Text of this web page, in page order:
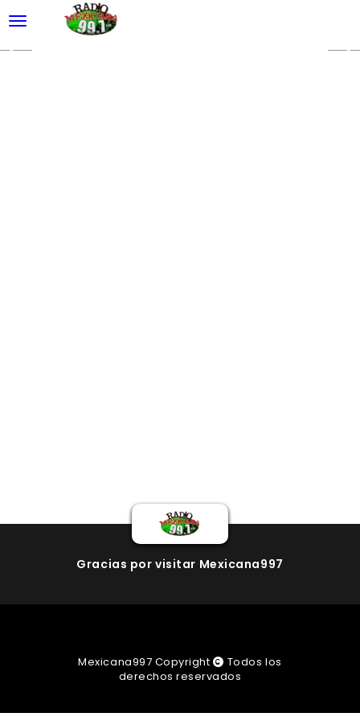
desplegar navegación
Gracias por visitar Mexicana997
Mexicana997 Copyright
Todos los
derechos reservados